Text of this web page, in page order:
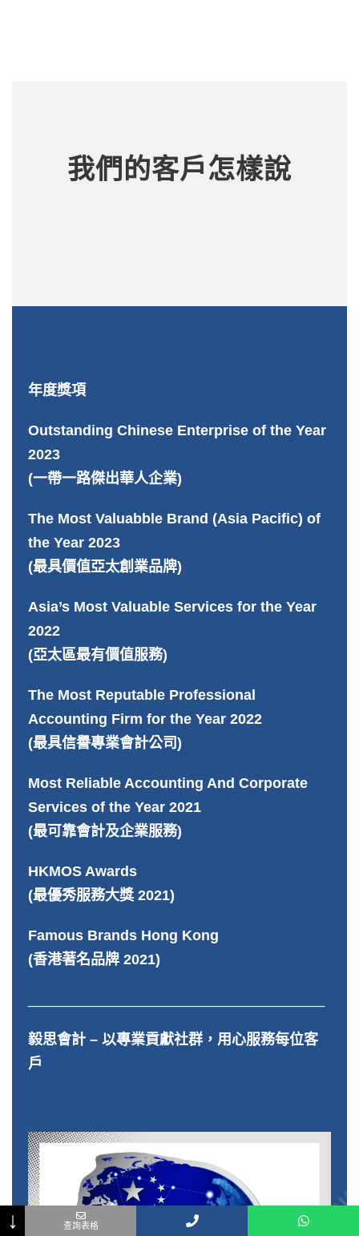
我們的客戶怎樣說
年度獎項
Outstanding Chinese Enterprise of the Year
2023
(一帶一路傑出華人企業)
The Most Valuabble Brand (Asia Pacific) of
the Year 2023
(最具價值亞太創業品牌)
Asia’s Most Valuable Services for the Year
2022
(亞太區最有價值服務)
The Most Reputable Professional
Accounting Firm for the Year 2022
(最具信譽專業會計公司)
Most Reliable Accounting And Corporate
Services of the Year 2021
(最可靠會計及企業服務)
HKMOS Awards
(最優秀服務大獎 2021)
Famous Brands Hong Kong
(香港著名品牌 2021)
毅思會計 – 以專業貢獻社群，用心服務每位客
戶
↓ 查詢表格
↓ 查詢表格